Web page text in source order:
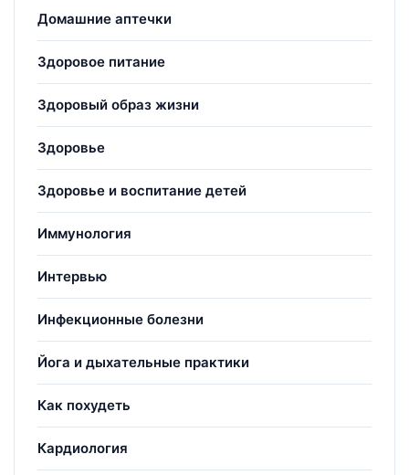
Домашние аптечки
Здоровое питание
Здоровый образ жизни
Здоровье
Здоровье и воспитание детей
Иммунология
Интервью
Инфекционные болезни
Йога и дыхательные практики
Как похудеть
Кардиология